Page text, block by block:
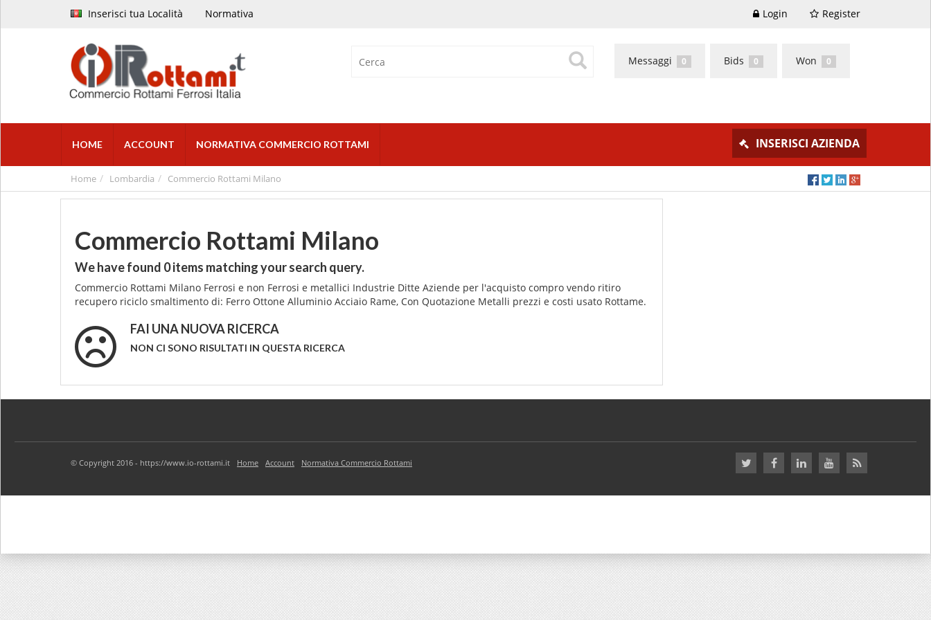
Login Register
Inserisci tua Località Normativa
Messaggi 0 Bids 0 Won 0
INSERISCI AZIENDA
HOME ACCOUNT NORMATIVA COMMERCIO ROTTAMI
Home Lombardia Commercio Rottami Milano
Commercio Rottami Milano
We have found 0items matching your search query.
Commercio Rottami Milano Ferrosi e non Ferrosi e metallici Industrie Ditte Aziende per l'acquisto compro vendo ritiro
recupero riciclo smaltimento di: Ferro Ottone Alluminio Acciaio Rame, Con Quotazione Metalli prezzi e costi usato Rottame.
FAI UNA NUOVA RICERCA
NON CI SONO RISULTATI IN QUESTA RICERCA
© Copyright 2016 - https://www.io-rottami.it Home Account Normativa Commercio Rottami